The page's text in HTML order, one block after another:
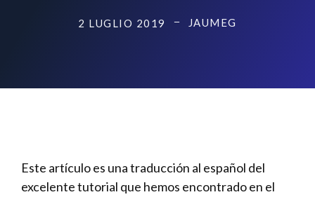
2 LUGLIO 2019 JAUMEG
Este artículo es una traducción al español del
excelente tutorial que hemos encontrado en el